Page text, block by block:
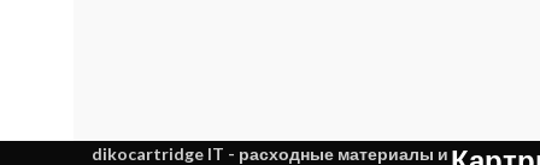
dikocartridge IT - расходные материалы и